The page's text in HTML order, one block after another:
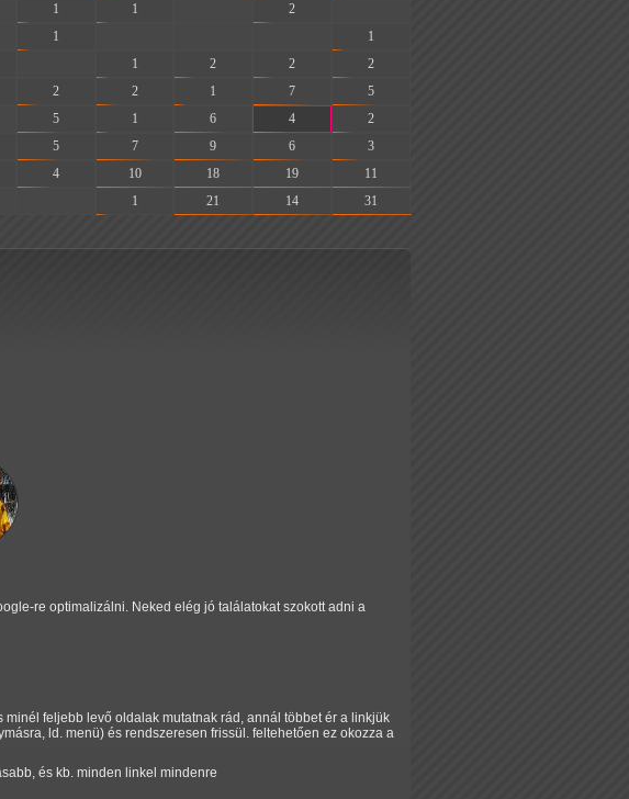
1 1 2
1
1
1 2 2
2
2 2 1 7
5
5 1 6 4
2
5 7 9 6
3
4 10 18 19
11
1 21 14 31
re optimalizálni. Neked elég jó találatokat szokott adni a
feljebb levő oldalak mutatnak rád, annál többet ér a linkjük
ld. menü) és rendszeresen frissül. feltehetően ez okozza a
és kb. minden linkel mindenre